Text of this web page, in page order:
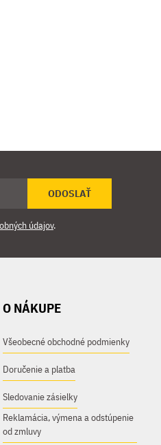
ODOSLAŤ
údajov.
O NÁKUPE
Všeobecné obchodné podmienky
Doručenie a platba
Sledovanie zásielky
Reklamácia, výmena a odstúpenie
od zmluvy